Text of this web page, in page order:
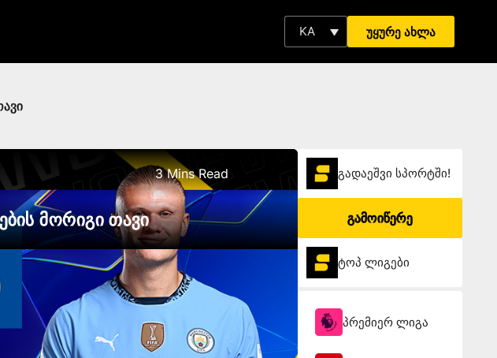
KA უყურე ახლა
3 Mins Read
მორიგი თავი
გადაეშვი სპორტში!
გამოიწერე
ტოპ ლიგები
პრემიერ ლიგა